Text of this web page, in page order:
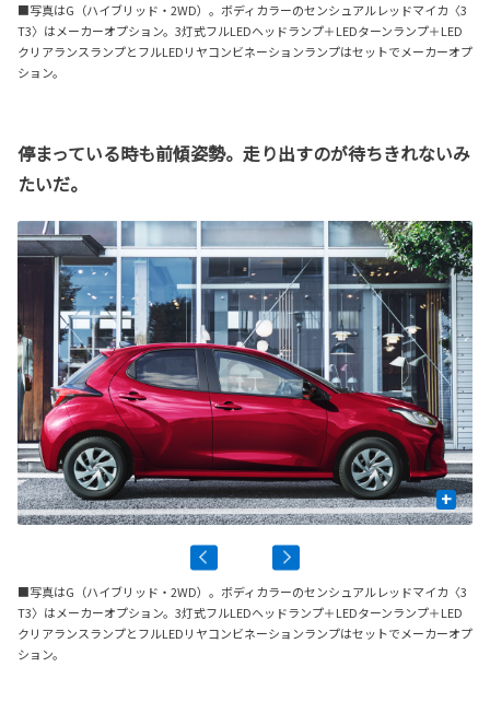
■写真はG（ハイブリッド・2WD）。ボディカラーのセンシュアルレッドマイカ〈3
T3〉はメーカーオプション。3灯式フルLEDヘッドランプ＋LEDターンランプ＋LED
クリアランスランプとフルLEDリヤコンビネーションランプはセットでメーカーオプ
ション。
停まっている時も前傾姿勢。走り出すのが待ちきれないみ
たいだ。
+
■写真はG（ハイブリッド・2WD）。ボディカラーのセンシュアルレッドマイカ〈3
T3〉はメーカーオプション。3灯式フルLEDヘッドランプ＋LEDターンランプ＋LED
クリアランスランプとフルLEDリヤコンビネーションランプはセットでメーカーオプ
ション。